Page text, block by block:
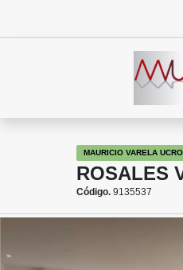
MAURICIO VARELA
ROSALES
Código. 9135537